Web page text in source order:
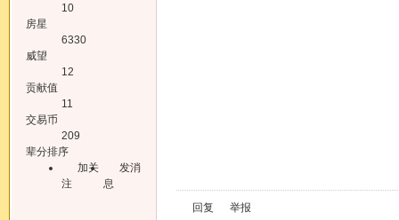
10
房星
6330
威望
12
贡献值
11
交易币
209
辈分排序
加关
注
发消
息
回复 举报